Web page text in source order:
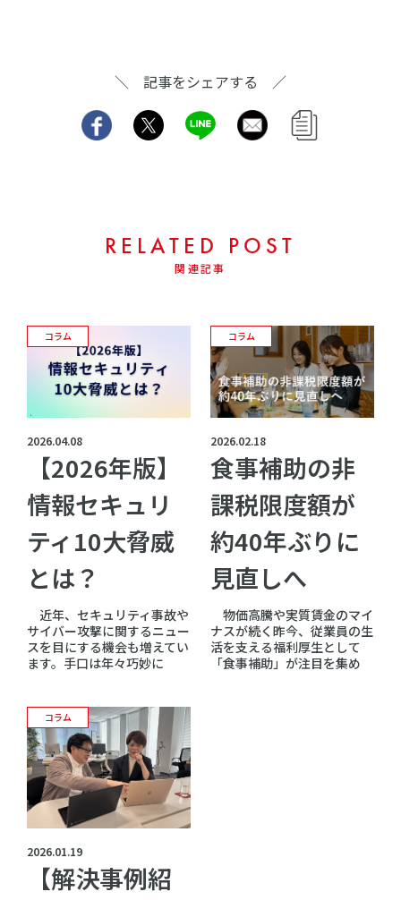
＼ 記事をシェアする ／
RELATED POST
関連記事
2026.04.08
【2026年版】
情報セキュリ
ティ10大脅威
とは？
近年、セキュリティ事故や
サイバー攻撃に関するニュー
スを目にする機会も増えてい
ます。手口は年々巧妙に
コラム
2026.02.18
食事補助の非
課税限度額が
約40年ぶりに
見直しへ
物価高騰や実質賃金のマイ
ナスが続く昨今、従業員の生
活を支える福利厚生として
「食事補助」が注目を集め
コラム
2026.01.19
【解決事例紹
コラム